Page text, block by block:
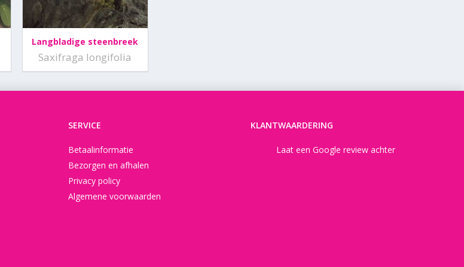
Langbladige steenbreek
Saxifraga longifolia
SERVICE
Betaalinformatie
Bezorgen en afhalen
Privacy policy
Algemene voorwaarden
KLANTWAARDERING
Laat een Google review achter